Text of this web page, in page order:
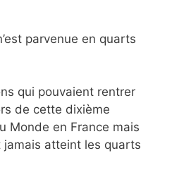
parvenue en quarts
qui pouvaient rentrer
de cette dixième
Monde en France mais
jamais atteint les quarts